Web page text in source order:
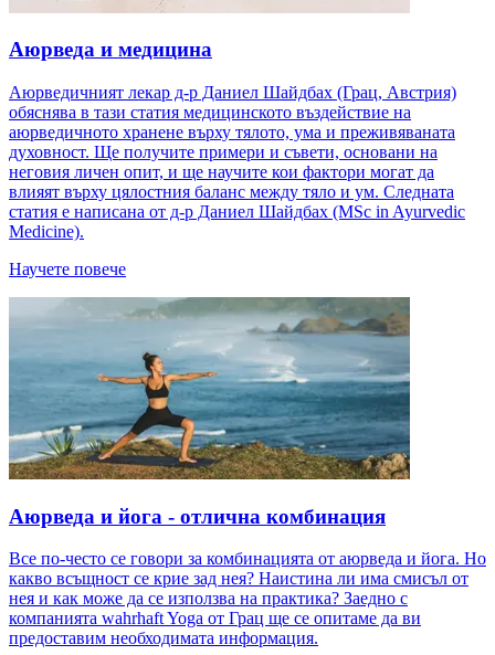
Аюрведа и медицина
Аюрведичният лекар д-р Даниел Шайдбах (Грац, Австрия)
обяснява в тази статия медицинското въздействие на
аюрведичното хранене върху тялото, ума и преживяваната
духовност. Ще получите примери и съвети, основани на
неговия личен опит, и ще научите кои фактори могат да
влияят върху цялостния баланс между тяло и ум. Следната
статия е написана от д-р Даниел Шайдбах (MSc in Ayurvedic
Medicine).
Научете повече
Аюрведа и йога - отлична комбинация
Все по-често се говори за комбинацията от аюрведа и йога. Но
какво всъщност се крие зад нея? Наистина ли има смисъл от
нея и как може да се използва на практика? Заедно с
компанията wahrhaft Yoga от Грац ще се опитаме да ви
предоставим необходимата информация.